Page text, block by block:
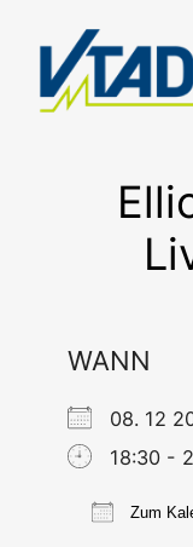
springen
WANN
08. 12
18:30 -
Zum